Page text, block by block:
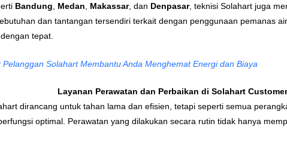
Bandung Medan Makassar, dan Denpasar, teknisi Solahart juga
dan tantangan tersendiri terkait dengan penggunaan pemanas
tepat.
Pelanggan Solahart Membantu Anda Menghemat Energi dan Biaya
Layanan Perawatan dan Perbaikan di Solahart
dirancang untuk tahan lama dan efisien, tetapi seperti semua
optimal. Perawatan yang dilakukan secara rutin tidak hanya